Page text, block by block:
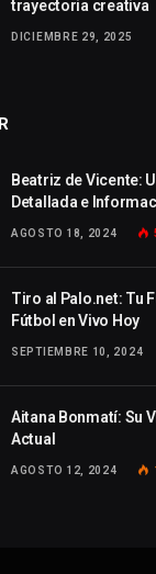
trayectoria creativa
DICIEMBRE 29, 2025
Beatriz de Vicente:
Detallada e
AGOSTO 18, 2024
Tiro al Palo.net: Tu
Fútbol en Vivo Hoy
SEPTIEMBRE 10, 2024
Aitana Bonmatí: Su
Actual
AGOSTO 12, 2024